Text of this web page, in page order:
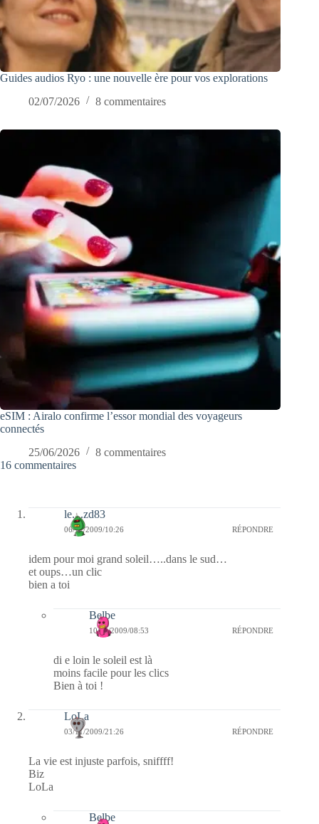
Guides audios Ryo : une nouvelle ère pour vos explorations
02/07/2026
8 commentaires
eSIM : Airalo confirme l’essor mondial des voyageurs
connectés
25/06/2026
8 commentaires
16 commentaires
le....zd83
06/11/2009/10:26 RÉPONDRE
idem pour moi grand soleil…..dans le sud…
et oups…un clic
bien a toi
Belbe
10/11/2009/08:53 RÉPONDRE
di e loin le soleil est là
moins facile pour les clics
Bien à toi !
LoLa
03/11/2009/21:26 RÉPONDRE
La vie est injuste parfois, sniffff!
Biz
LoLa
Belbe